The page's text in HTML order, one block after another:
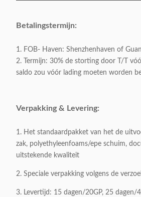
ModelNumber:
Categorie: Eettafel
Kaderkleur:
Productgrootte: Als
Brutogewicht:
Betalingstermijn:
1. FOB- Haven: Shenzhenhaven of
2. Termijn: 30% de storting door T/T
saldo zou vóór lading moeten worden
Verpakking & Levering:
1. Het standaardpakket van het de
zak, polyethyleenfoams/epe schuim,
uitstekende kwaliteit
2. Speciale verpakking volgens de
3. Levertijd: 15 dagen/20GP, 25 dagen/